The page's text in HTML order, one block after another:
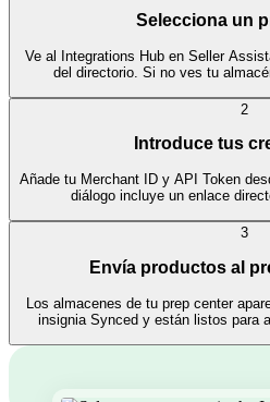
Selecciona un
Ve al Integrations Hub en Seller
del directorio. Si no ves tu
2
Introduce tus
Añade tu Merchant ID y API Token
diálogo incluye un enlace
3
Envía productos al
Los almacenes de tu prep center
insignia Synced y están listos para